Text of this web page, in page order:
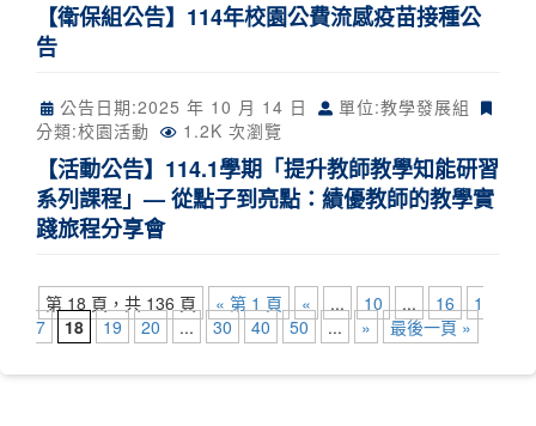
【衛保組公告】114年校園公費流感疫苗接種公
告
公告日期:2025 年 10 月 14 日
單位:教學發展組
分類:校園活動 1.2K 次瀏覽
【活動公告】114.1學期「提升教師教學知能研習
系列課程」— 從點子到亮點：績優教師的教學實
踐旅程分享會
第 18 頁，共 136 頁 « 第 1 頁 « ... 10 ... 16
1
7
18 19 20 ... 30 40 50 ... » 最後一頁 »